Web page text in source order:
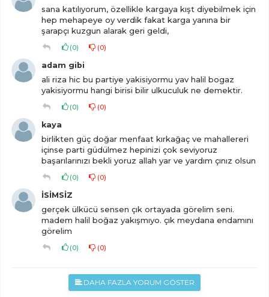
sana katılıyorum, özellikle kargaya kışt diyebilmek için
hep mehapeye oy verdik fakat karga yanına bir
şarapçı kuzgun alarak geri geldi,
(0) (0)
adam gibi
ali riza hic bu partiye yakisiyormu yav halil bogaz
yakisiyormu hangi birisi bilir ulkuculuk ne demektir.
(0) (0)
kaya
birlikten güç doğar menfaat kırkağaç ve mahallereri
içinse parti güdülmez hepinizi çok seviyoruz
başarılarınızı bekli yoruz allah yar ve yardım çınız olsun
(0) (0)
İSİMSİZ
gerçek ülkücü sensen çık ortayada görelim seni.
madem halil boğaz yakışmıyo. çık meydana endamını
görelim
(0) (0)
DAHA FAZLA YORUM GÖSTER